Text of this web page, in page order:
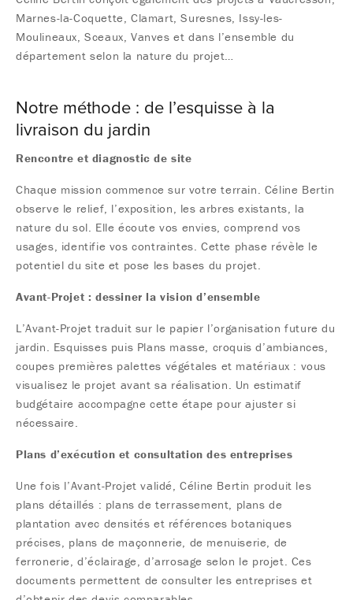
Marnes-la-Coquette, Clamart, Suresnes, Issy-les-
Moulineaux, Sceaux, Vanves et dans l’ensemble du
département selon la nature du projet…
Notre méthode : de l’esquisse à la
livraison du jardin
Rencontre et diagnostic de site
Chaque mission commence sur votre terrain. Céline Bertin
observe le relief, l’exposition, les arbres existants, la
nature du sol. Elle écoute vos envies, comprend vos
usages, identifie vos contraintes. Cette phase révèle le
potentiel du site et pose les bases du projet.
Avant-Projet : dessiner la vision d’ensemble
L’Avant-Projet traduit sur le papier l’organisation future du
jardin. Esquisses puis Plans masse, croquis d’ambiances,
coupes premières palettes végétales et matériaux : vous
visualisez le projet avant sa réalisation. Un estimatif
budgétaire accompagne cette étape pour ajuster si
nécessaire.
Plans d’exécution et consultation des entreprises
Une fois l’Avant-Projet validé, Céline Bertin produit les
plans détaillés : plans de terrassement, plans de
plantation avec densités et références botaniques
précises, plans de maçonnerie, de menuiserie, de
ferronerie, d’éclairage, d’arrosage selon le projet. Ces
documents permettent de consulter les entreprises et